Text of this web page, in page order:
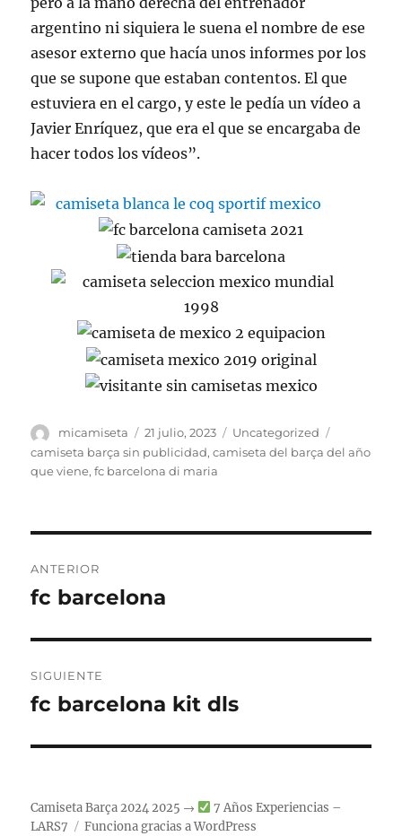
argentino ni siquiera le suena el nombre de ese
asesor externo que hacía unos informes por los
que se supone que estaban contentos. El que
estuviera en el cargo, y este le pedía un vídeo a
Javier Enríquez, que era el que se encargaba de
hacer todos los vídeos”.
Autor
micamiseta
Publicado
el
21 julio, 2023 Categorías
Uncategorized
camiseta barça sin publicidad,camiseta del barça del año
que viene,fc barcelona di maria
de
ANTERIOR
Entrada
fc barcelona
SIGUIENTE
Entrada
fc barcelona kit dls
Camiseta Barça 2024 2025 →
7 Años Experiencias –
LARS7
Funciona gracias a WordPress